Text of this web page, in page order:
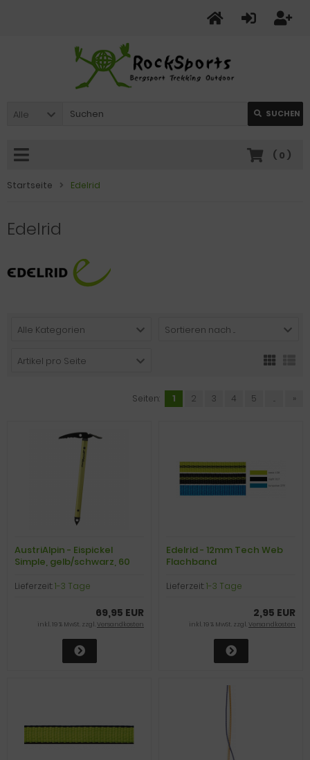
Alle SUCHEN
( 0 )
Startseite Edelrid
Edelrid
Alle Kategorien Sortieren nach ...
Artikel pro Seite
Seiten: 1 2 3 4 5 ... »
AustriAlpin - Eispickel
Simple, gelb/schwarz, 60
Lieferzeit:1-3 Tage
69,95 EUR
inkl. 19 % MwSt. zzgl.Versandkosten
Edelrid - 12mm Tech Web
Flachband
Preis pro Meter
Lieferzeit:1-3 Tage
2,95 EUR
inkl. 19 % MwSt. zzgl.Versandkosten